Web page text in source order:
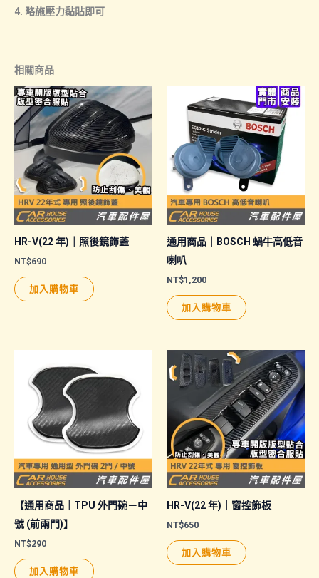
4. 略施壓力黏貼即可
相關商品
HR-V(22 年)｜照後鏡飾蓋
NT$690
加入購物車
通用商品｜BOSCH 蝸牛高低音
喇叭
NT$1,200
加入購物車
【通用商品｜TPU 外門碗－中
號 (前兩門)】
NT$290
加入購物車
HR-V(22 年)｜窗控飾板
NT$650
加入購物車